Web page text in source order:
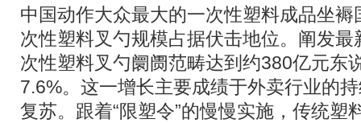
中国动作大众最大的一次性塑料成品坐
次性塑料叉勺规模占据伏击地位。阐发
次性塑料叉勺阛阓范畴达到约380亿元东
7.6%。这一增长主要成绩于外卖行业的
复苏。跟着“限塑令”的慢慢实施，传统塑